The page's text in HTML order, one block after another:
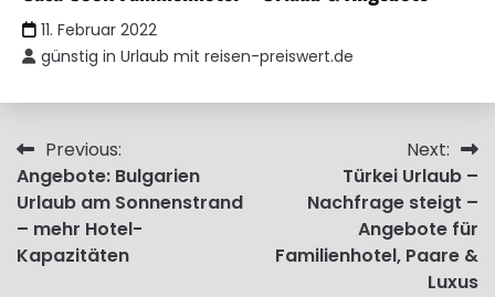
11. Februar 2022
günstig in Urlaub mit reisen-preiswert.de
Beitragsnavigation
Previous:
Angebote: Bulgarien
Urlaub am Sonnenstrand
– mehr Hotel-
Kapazitäten
Next:
Türkei Urlaub –
Nachfrage steigt –
Angebote für
Familienhotel, Paare &
Luxus